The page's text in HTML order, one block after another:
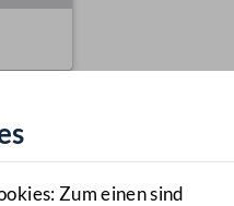
Zum einen sind